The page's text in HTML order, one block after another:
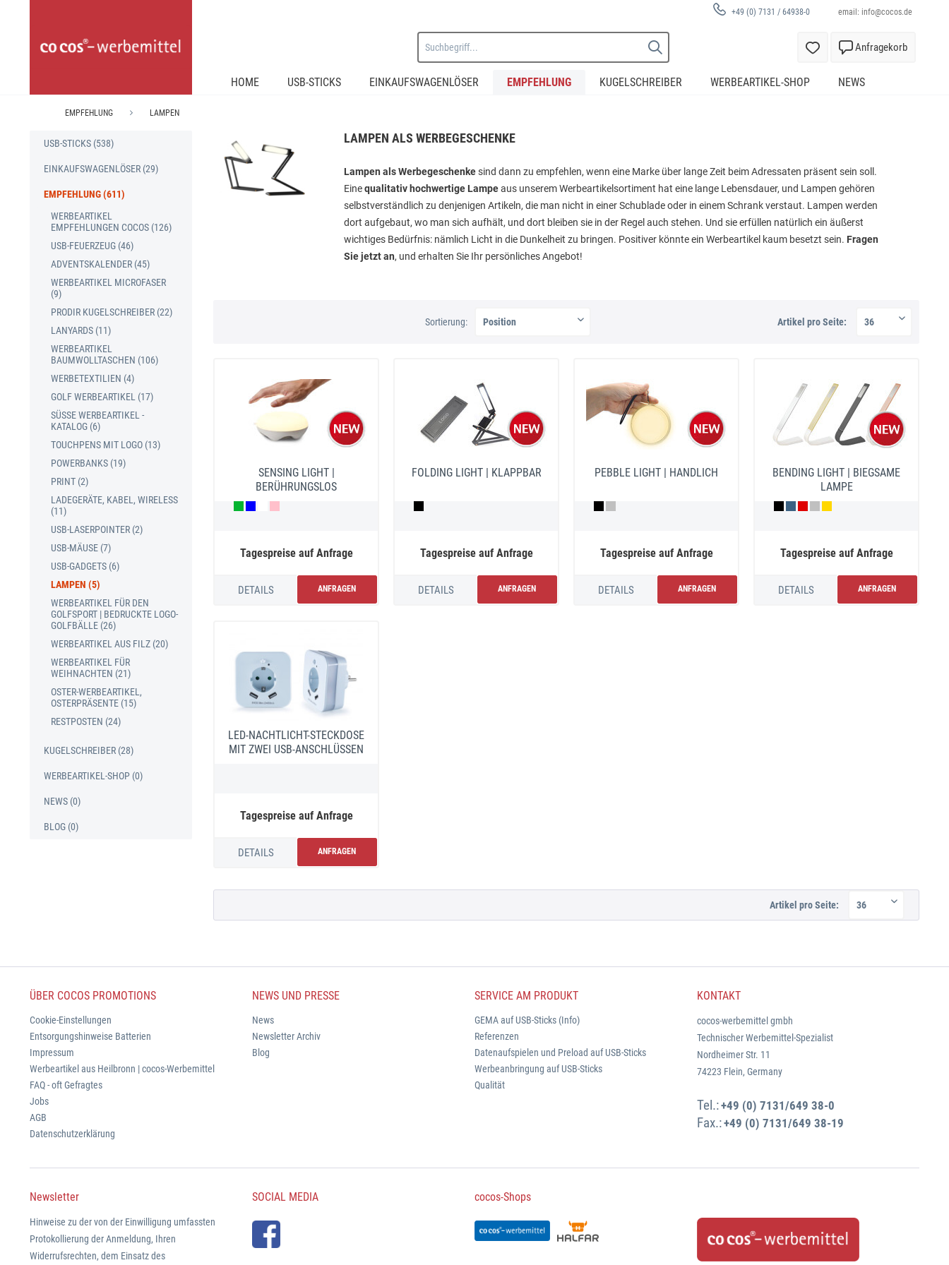
email: info@cocos.de
+49 (0) 7131 / 64938-0
Anfragekorb
HOME USB-STICKS EINKAUFSWAGENLÖSER EMPFEHLUNG KUGELSCHREIBER WERBEARTIKEL-SHOP NEWS
EMPFEHLUNG LAMPEN
USB-STICKS (538)
EINKAUFSWAGENLÖSER (29)
EMPFEHLUNG (611)
WERBEARTIKEL
EMPFEHLUNGEN COCOS (126)
USB-FEUERZEUG (46)
ADVENTSKALENDER (45)
WERBEARTIKEL MICROFASER
(9)
PRODIR KUGELSCHREIBER (22)
LANYARDS (11)
WERBEARTIKEL
BAUMWOLLTASCHEN (106)
WERBETEXTILIEN (4)
GOLF WERBEARTIKEL (17)
SÜSSE WERBEARTIKEL - K
ATALOG (6)
TOUCHPENS MIT LOGO (13)
POWERBANKS (19)
PRINT (2)
LADEGERÄTE, KABEL, WIRELESS
(11)
USB-LASERPOINTER (2)
USB-MÄUSE (7)
USB-GADGETS (6)
LAMPEN (5)
WERBEARTIKEL FÜR DEN
GOLFSPORT | BEDRUCKTE LOGO-
GOLFBÄLLE (26)
WERBEARTIKEL AUS FILZ (20)
WERBEARTIKEL FÜR
WEIHNACHTEN (21)
OSTER-WERBEARTIKEL,
OSTERPRÄSENTE (15)
RESTPOSTEN (24)
KUGELSCHREIBER (28)
WERBEARTIKEL-SHOP (0)
NEWS (0)
BLOG (0)
LAMPEN ALS WERBEGESCHENKE
Lampen als Werbegeschenkesind dann zu empfehlen, wenn eine Marke über lange Zeit beim Adressaten präsent sein soll.
Einequalitativ hochwertige Lampeaus unserem Werbeartikelsortiment hat eine lange Lebensdauer, und Lampen gehören
selbstverständlich zu denjenigen Artikeln, die man nicht in einer Schublade oder in einem Schrank verstaut. Lampen werden
dort aufgebaut, wo man sich aufhält, und dort bleiben sie in der Regel auch stehen. Und sie erfüllen natürlich ein äußerst
wichtiges Bedürfnis: nämlich Licht in die Dunkelheit zu bringen. Positiver könnte ein Werbeartikel kaum besetzt sein. Fragen
Sie jetzt an, und erhalten Sie Ihr persönliches Angebot!
Sortierung: Artikel pro Seite:
SENSING LIGHT |
BERÜHRUNGSLOS
Tagespreise auf Anfrage
DETAILS ANFRAGEN
FOLDING LIGHT | KLAPPBAR
Tagespreise auf Anfrage
DETAILS ANFRAGEN
PEBBLE LIGHT | HANDLICH
Tagespreise auf Anfrage
DETAILS ANFRAGEN
BENDING LIGHT | BIEGSAME
LAMPE
Tagespreise auf Anfrage
DETAILS ANFRAGEN
LED-NACHTLICHT-STECKDOSE
MIT ZWEI USB-ANSCHLÜSSEN
Tagespreise auf Anfrage
DETAILS ANFRAGEN
Artikel pro Seite:
ÜBER COCOS PROMOTIONS
Cookie-Einstellungen
Entsorgungshinweise Batterien
Impressum
Werbeartikel aus Heilbronn | cocos-Werbemittel
FAQ - oft Gefragtes
Jobs
AGB
Datenschutzerklärung
NEWS UND PRESSE
News
Newsletter Archiv
Blog
SERVICE AM PRODUKT
GEMA auf USB-Sticks (Info)
Referenzen
Datenaufspielen und Preload auf USB-Sticks
Werbeanbringung auf USB-Sticks
Qualität
KONTAKT
cocos-werbemittel gmbh
Technischer Werbemittel-Spezialist
Nordheimer Str. 11
74223 Flein, Germany
Tel.:+49 (0) 7131/649 38-0
Fax.:+49 (0) 7131/649 38-19
Newsletter
Hinweise zu der von der Einwilligung umfassten
Protokollierung der Anmeldung, Ihren
Widerrufsrechten, dem Einsatz des
SOCIAL MEDIA cocos-Shops